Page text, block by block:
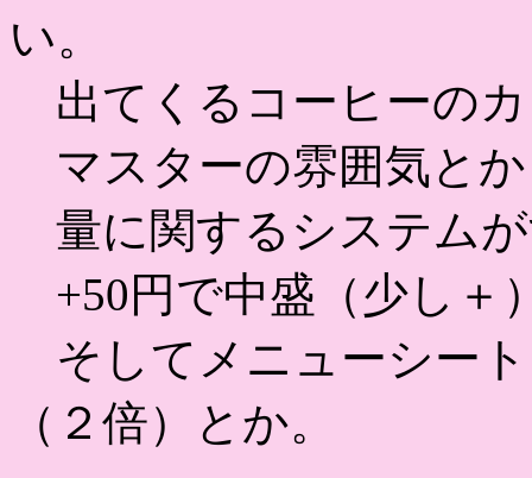
い。
出てくるコーヒーの
マスターの雰囲気と
量に関するシステム
+50円で中盛（少し＋
そしてメニューシー
（２倍）とか。